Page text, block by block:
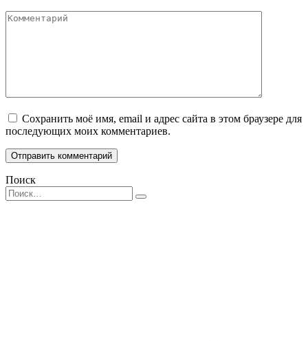
Комментарий
Сохранить моё имя, email и адрес сайта в этом браузере для
последующих моих комментариев.
Поиск
Search
for: